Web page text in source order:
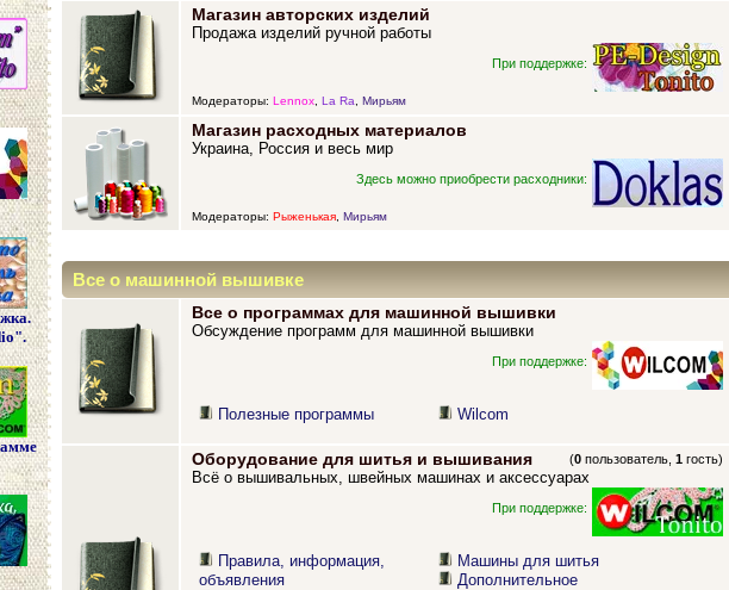
Магазин авторских изделий
Продажа изделий ручной работы
При поддержке:
Модераторы: Lennox, La Ra, Мирьям
Магазин расходных материалов
Украина, Россия и весь мир
Здесь можно приобрести расходники:
Модераторы: Рыженькая, Мирьям
Все о машинной вышивке
Все о программах для машинной вышивки
Обсуждение программ для машинной вышивки
При поддержке:
Полезные программы Wilcom
Оборудование для шитья и вышивания (0 пользователь,1 гость)
Всё о вышивальных, швейных машинах и аксессуарах
При поддержке:
Правила, информация,
объявления
Машины для шитья
Дополнительное